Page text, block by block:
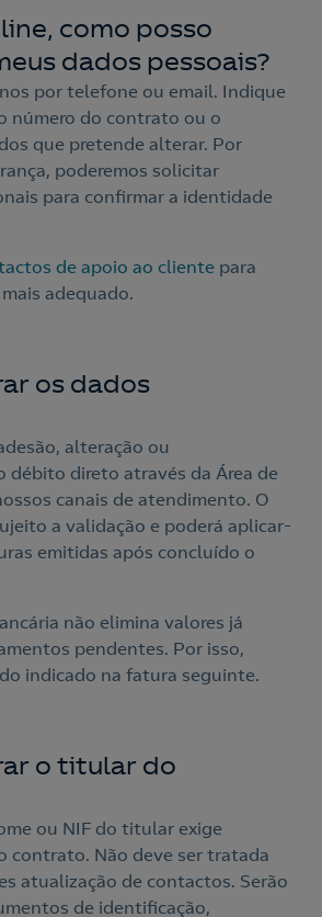
novas contratações
o
de protección de datos.
como posso
dados pessoais?
por telefone ou email. Indique
número do contrato ou o
que pretende alterar. Por
poderemos solicitar
para confirmar a identidade
de apoio ao cliente para
adequado.
os dados
alteração ou
débito direto através da Área de
canais de atendimento. O
a validação e poderá aplicar-
emitidas após concluído o
não elimina valores já
pendentes. Por isso,
indicado na fatura seguinte.
o titular do
ou NIF do titular exige
contrato. Não deve ser tratada
atualização de contactos. Serão
de identificação,